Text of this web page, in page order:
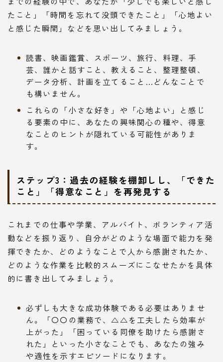
たこと」「時間を忘れて没頭できたこと」「心地よい
と感じた瞬間」などを思い出してみましょう。
読書、映画鑑賞、スポーツ、旅行、料理、手
芸、誰かと話すこと、教えること、整理整頓、
データ分析、計画を立てること…どんなことで
も構いません。
これらの「小さな好き」や「心地よい」と感じ
る要素の中に、あなたの興味関心の種や、得意
なことのヒントが隠れている可能性がありま
す。
ステップ3：過去の経験を棚卸しし、「できた
こと」「得意なこと」を再発見する
これまでの仕事や学業、アルバイト、ボランティア活
動などを振り返り、自分がどのような場面で能力を発
揮できたか、どのようなことで人から感謝されたか、
どのような作業を比較的スムーズにこなせたかを具体
的に書き出してみましょう。
必ずしも大きな成功体験である必要はありませ
ん。「〇〇の業務で、△△を工夫したら効率が
上がった」「困っている同僚を助けたら感謝さ
れた」といった小さなことでも、あなたの強み
や適性を示すエピソードになります。